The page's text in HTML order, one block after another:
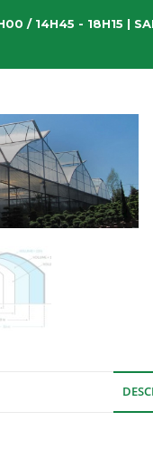
/ 14H45 - 18H15 |